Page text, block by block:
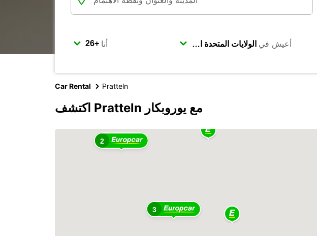
أنا أعيش في
Car Rental Pratteln
اكتشف Pratteln مع يوروبكار
3
2